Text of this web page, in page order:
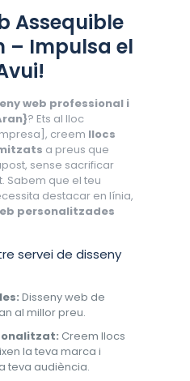
Assequible
– Impulsa el
web professional i
? Ets al lloc
creem llocs
a preus que
sense sacrificar
Sabem que el teu
destacar en línia,
personalitzades
servei de disseny
Disseny web de
al millor preu.
Creem llocs
la teva marca i
teva audiència.